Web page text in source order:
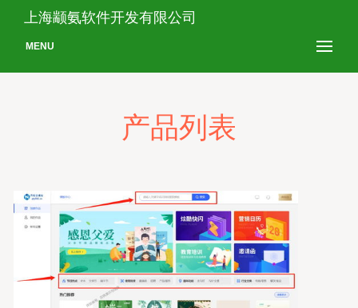
上海颛氨软件开发有限公司
MENU
产品列表